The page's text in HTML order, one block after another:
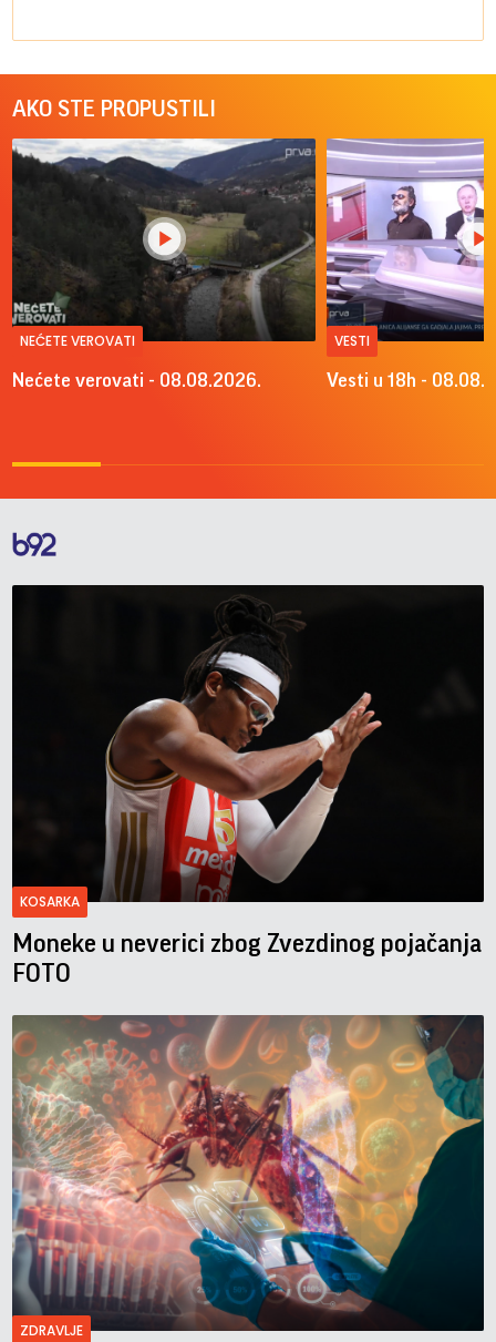
AKO STE PROPUSTILI
NEĆETE VEROVATI
Nećete verovati - 08.08.2026.
VESTI
Vesti u 18h -
KOSARKA
Moneke u neverici zbog Zvezdinog pojačanja
FOTO
ZDRAVLJE